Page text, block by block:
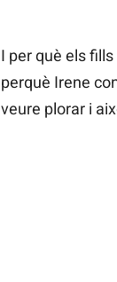
I per què els
perquè Irene
veure plorar i